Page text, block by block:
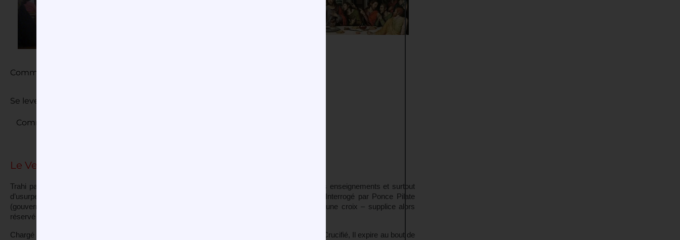
Comme Lui nouer le tablier.
Se lever chaque jour et servir par amour
Comme Lui…
Le Vendredi saint
Trahi par son disciple Judas, le Christ est arrêté. Il est accusé de semer le désordre par ses enseignements et surtout
d’usurper le titre de Messie, c’est-à-dire de Fils de Dieu envoyé pour sauver les hommes. Interrogé par Ponce Pilate
(gouverneur romain de la région), flagellé par les soldats, Il est condamné à être cloué sur une croix – supplice alors
réservé aux criminels.
Chargé de la croix, le Christ gravit la colline du Golgotha et tombe plusieurs fois d’épuisement. Crucifié, Il expire au bout de